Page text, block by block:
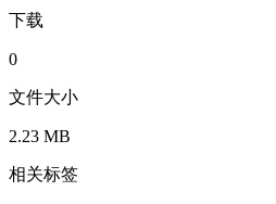
下载
0
文件大小
2.23 MB
相关标签